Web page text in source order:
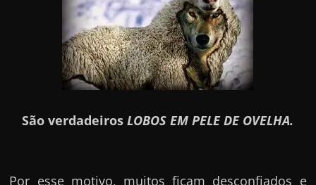
São verdadeirosLOBOS EM PELE DE OVELHA.
Por esse motivo, muitos ficam desconfiados e